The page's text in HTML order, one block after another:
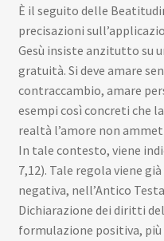
È il seguito delle
precisazioni
Gesù insiste anzitutto su
gratuità. Si deve amare
contraccambio, amare
esempi così concreti che
realtà l’amore non
In tale contesto, viene
7,12). Tale regola viene
negativa, nell’Antico
Dichiarazione dei diritti
formulazione positiva, più